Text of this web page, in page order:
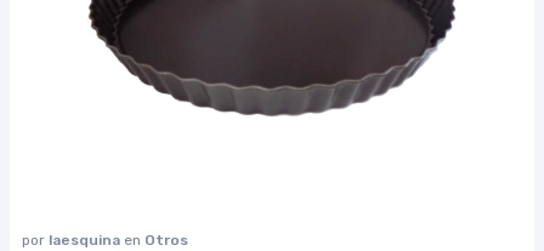
por laesquina en Otros